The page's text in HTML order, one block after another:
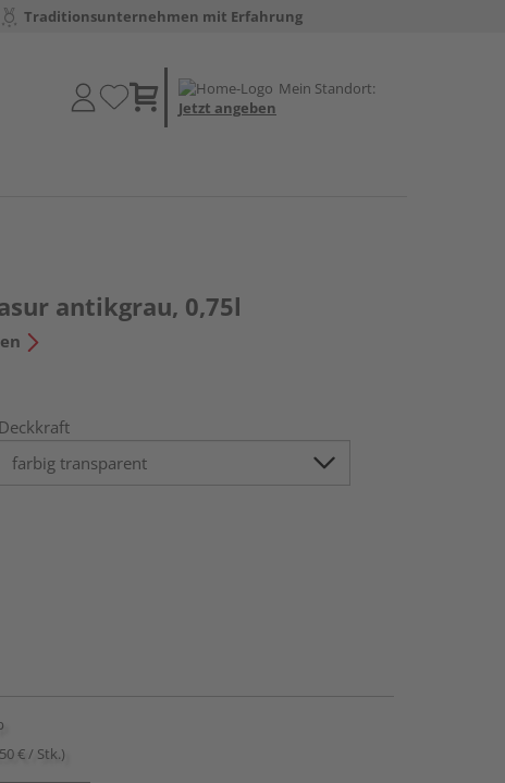
Traditionsunternehmen mit Erfahrung
Mein Standort:
Jetzt angeben
antikgrau, 0,75l
Deckkraft
€ / Stk.)